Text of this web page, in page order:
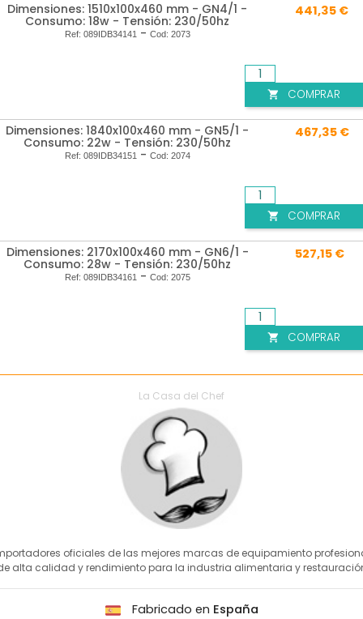
La Casa del Chef
oficiales de las mejores marcas de equipamiento
alta calidad y rendimiento para la industria alimentaria y
Fabricado en España
Dimensiones: 1510x100x460 mm - GN4/1 -
Consumo: 18w - Tensión: 230/50hz
Ref: 089IDB34141- Cod: 2073
441,35 €
 COMPRAR
Dimensiones: 1840x100x460 mm - GN5/1 -
Consumo: 22w - Tensión: 230/50hz
Ref: 089IDB34151- Cod: 2074
467,35 €
 COMPRAR
Dimensiones: 2170x100x460 mm - GN6/1 -
Consumo: 28w - Tensión: 230/50hz
Ref: 089IDB34161- Cod: 2075
527,15 €
 COMPRAR